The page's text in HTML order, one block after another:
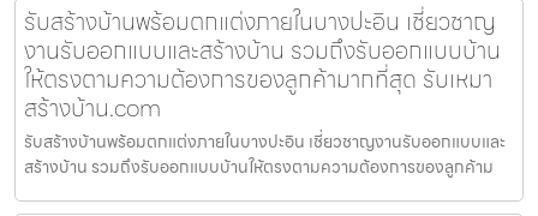
รับสร้างบ้านพร้อมตกแต่งภายในบางปะอิน เชี่ยวชาญ
งานรับออกแบบและสร้างบ้าน รวมถึงรับออกแบบบ้าน
ให้ตรงตามความต้องการของลูกค้ามากที่สุด รับเหมา
สร้างบ้าน.com
รับสร้างบ้านพร้อมตกแต่งภายในบางปะอิน เชี่ยวชาญงานรับออกแบบและ
สร้างบ้าน รวมถึงรับออกแบบบ้านให้ตรงตามความต้องการของลูกค้าม